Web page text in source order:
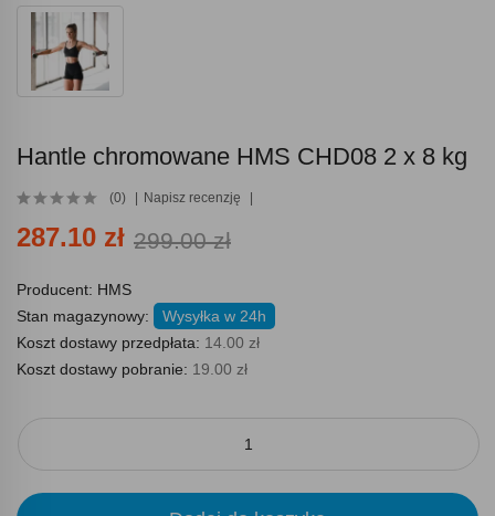
Hantle chromowane HMS CHD08 2 x 8 kg
(0) Napisz recenzję
287.10 zł 299.00 zł
Producent: HMS
Stan magazynowy:
Wysyłka w 24h
Koszt dostawy przedpłata: 14.00 zł
Koszt dostawy pobranie: 19.00 zł